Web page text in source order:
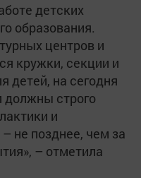
детских
образования.
центров и
кружки, секции и
детей, на сегодня
должны строго
и
не позднее, чем за
– отметила